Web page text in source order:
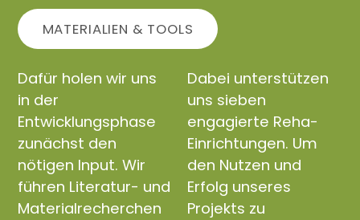
MATERIALIEN & TOOLS
Dafür holen wir uns
in der
Entwicklungsphase
zunächst den
nötigen Input. Wir
führen Literatur- und
Materialrecherchen
Dabei unterstützen
uns sieben
engagierte Reha-
Einrichtungen. Um
den Nutzen und
Erfolg unseres
Projekts zu